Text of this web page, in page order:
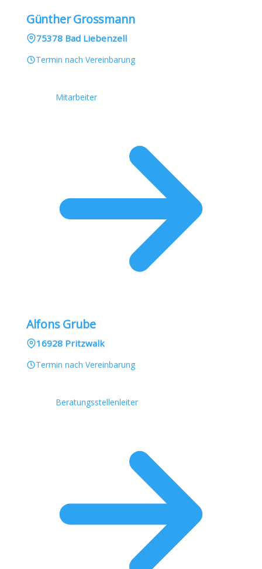
Günther Grossmann
75378 Bad Liebenzell
Termin nach Vereinbarung
Mitarbeiter
Alfons Grube
16928 Pritzwalk
Termin nach Vereinbarung
Beratungsstellenleiter